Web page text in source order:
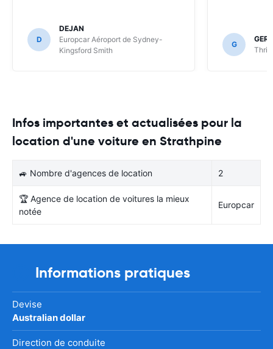
D
DEJAN
Europcar Aéroport de Sydney-
Kingsford Smith
G
Infos importantes et actualisées pour la
location d'une voiture en Strathpine
🚙 Nombre d'agences de location 2
🏆 Agence de location de voitures la mieux
notée
Europcar
Informations pratiques
Devise
Australian dollar
Direction de conduite